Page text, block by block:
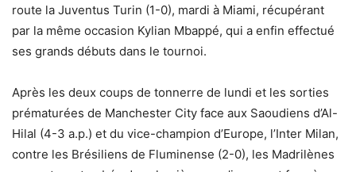
route la Juventus Turin (1-0), mardi à Miami, récupérant
par la même occasion Kylian Mbappé, qui a enfin effectué
ses grands débuts dans le tournoi.
Après les deux coups de tonnerre de lundi et les sorties
prématurées de Manchester City face aux Saoudiens d’Al-
Hilal (4-3 a.p.) et du vice-champion d’Europe, l’Inter Milan,
contre les Brésiliens de Fluminense (2-0), les Madrilènes